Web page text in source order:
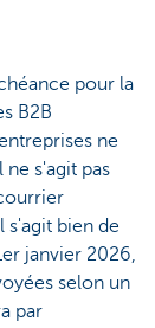
pour la
B2B
ne
ne s'agit pas
s'agit bien de
janvier 2026,
selon un
par